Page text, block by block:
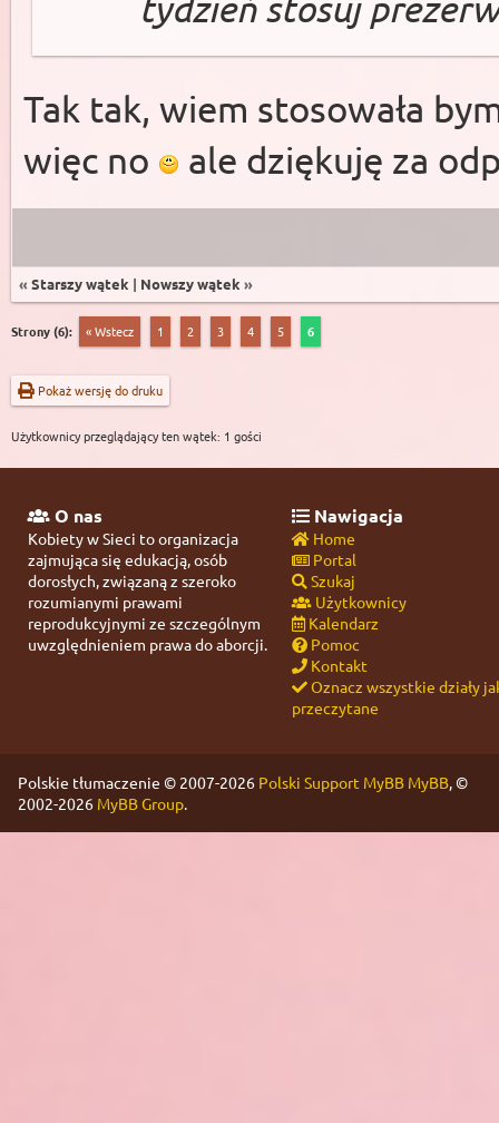
Tak tak, wiem stosowała
więc no
ale dziękuję za
« Starszy wątek | Nowszy wątek »
Strony (6): « Wstecz 1 2 3 4 5 6
Pokaż wersję do druku
Użytkownicy przeglądający ten wątek: 1 gości
O nas
Kobiety w Sieci to organizacja
zajmująca się edukacją, osób
dorosłych, związaną z szeroko
rozumianymi prawami
reprodukcyjnymi ze szczególnym
uwzględnieniem prawa do aborcji.
Nawigacja
Home
Portal
Szukaj
Użytkownicy
Kalendarz
Pomoc
Kontakt
Oznacz wszystkie działy
przeczytane
Polskie tłumaczenie © 2007-2026 Polski Support MyBB MyBB, ©
2002-2026 MyBB Group.